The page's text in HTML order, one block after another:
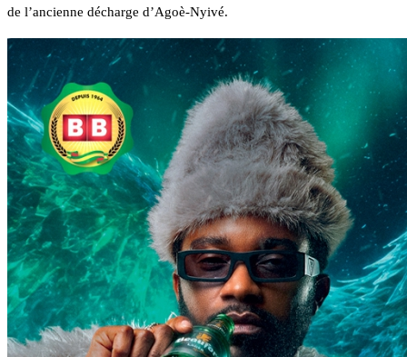
de l’ancienne décharge d’Agoè-Nyivé.